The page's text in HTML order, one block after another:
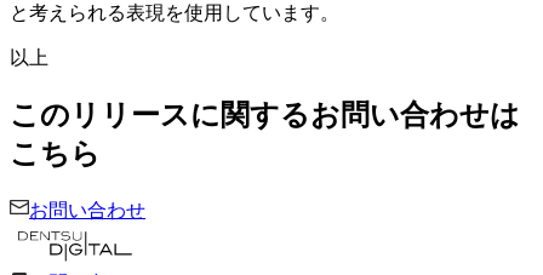
と考えられる表現を使用しています。
以上
このリリースに関するお問い合わせは
こちら
お問い合わせ